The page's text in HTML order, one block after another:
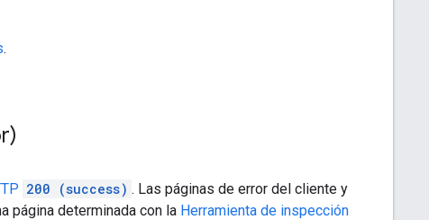
.
200 (success) . Las páginas de error del cliente y
página determinada con la Herramienta de inspección